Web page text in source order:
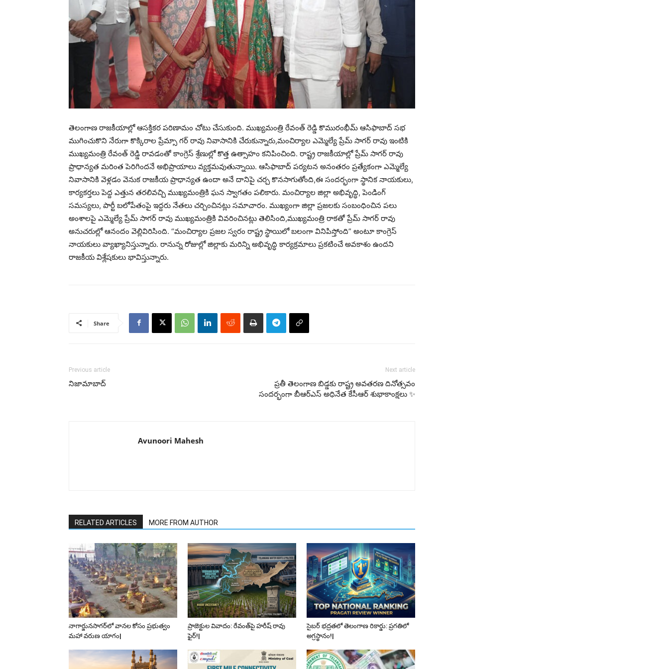
తెలంగాణ రాజకీయాల్లో ఆసక్తికర పరిణామం చోటు చేసుకుంది. ముఖ్యమంత్రి రేవంత్ రెడ్డి కొమురంభీమ్ ఆసిఫాబాద్ సభ
ముగించుకొని నేరుగా కొక్కిరాల ప్రేమ్సా గర్ రావు నివాసానికి చేరుకున్నారు,మంచిర్యాల ఎమ్మెల్యే ప్రేమ్ సాగర్ రావు ఇంటికి
ముఖ్యమంత్రి రేవంత్ రెడ్డి రావడంతో కాంగ్రెస్ శ్రేణుల్లో కొత్త ఉత్సాహం కనిపించింది. రాష్ట్ర రాజకీయాల్లో ప్రేమ్ సాగర్ రావు
ప్రాధాన్యత మరింత పెరిగిందనే అభిప్రాయాలు వ్యక్తమవుతున్నాయి. ఆసిఫాబాద్ పర్యటన అనంతరం ప్రత్యేకంగా ఎమ్మెల్యే
నివాసానికి వెళ్లడం వెనుక రాజకీయ ప్రాధాన్యత ఉందా అనే దానిపై చర్చ కొనసాగుతోంది,ఈ సందర్భంగా స్థానిక నాయకులు,
కార్యకర్తలు పెద్ద ఎత్తున తరలివచ్చి ముఖ్యమంత్రికి ఘన స్వాగతం పలికారు. మంచిర్యాల జిల్లా అభివృద్ధి, పెండింగ్
సమస్యలు, పార్టీ బలోపేతంపై ఇద్దరు నేతలు చర్చించినట్లు సమాచారం. ముఖ్యంగా జిల్లా ప్రజలకు సంబంధించిన పలు
అంశాలపై ఎమ్మెల్యే ప్రేమ్ సాగర్ రావు ముఖ్యమంత్రికి వివరించినట్లు తెలిసింది,ముఖ్యమంత్రి రాకతో ప్రేమ్ సాగర్ రావు
అనుచరుల్లో ఆనందం వెల్లివిరిసింది. “మంచిర్యాల ప్రజల స్వరం రాష్ట్ర స్థాయిలో బలంగా వినిపిస్తోంది” అంటూ కాంగ్రెస్
నాయకులు వ్యాఖ్యానిస్తున్నారు. రానున్న రోజుల్లో జిల్లాకు మరిన్ని అభివృద్ధి కార్యక్రమాలు ప్రకటించే అవకాశం ఉందని
రాజకీయ విశ్లేషకులు భావిస్తున్నారు.
Share
Previous article
నిజామాబాద్
Next article
ప్రతీ తెలంగాణ బిడ్డకు రాష్ట్ర అవతరణ దినోత్సవం
సందర్భంగా బీఆర్ఎస్ అధినేత కేసీఆర్ శుభాకాంక్షలు ✨
Avunoori Mahesh
RELATED ARTICLES MORE FROM AUTHOR
నాగార్జునసాగర్‌లో వానల కోసం ప్రభుత్వం
మహా వరుణ యాగం|
ప్రాజెక్టుల వివాదం: రేవంత్‌పై హరీష్ రావు
ఫైర్!|
సైబర్ భద్రతలో తెలంగాణ రికార్డు: ప్రగతిలో
అగ్రస్థానం!|